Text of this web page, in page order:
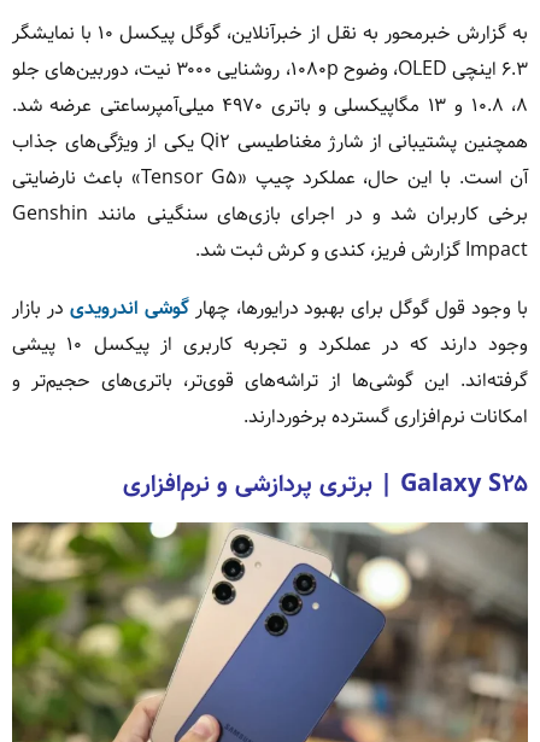
به گزارش خبرمحور به نقل از خبرآنلاین، گوگل پیکسل ۱۰ با نمایشگر
۶.۳ اینچی OLED، وضوح ۱۰۸۰p، روشنایی ۳۰۰۰ نیت، دوربین‌های جلو
۸، ۱۰.۸ و ۱۳ مگاپیکسلی و باتری ۴۹۷۰ میلی‌آمپرساعتی عرضه شد.
همچنین پشتیبانی از شارژ مغناطیسی Qi۲ یکی از ویژگی‌های جذاب
آن است. با این حال، عملکرد چیپ «Tensor G۵» باعث نارضایتی
برخی کاربران شد و در اجرای بازی‌های سنگینی مانند Genshin
Impact گزارش فریز، کندی و کرش ثبت شد.
با وجود قول گوگل برای بهبود درایورها، چهارگوشی اندرویدی در بازار
وجود دارند که در عملکرد و تجربه کاربری از پیکسل ۱۰ پیشی
گرفته‌اند. این گوشی‌ها از تراشه‌های قوی‌تر، باتری‌های حجیم‌تر و
امکانات نرم‌افزاری گسترده برخوردارند.
Galaxy S۲۵ | برتری پردازشی و نرم‌افزاری